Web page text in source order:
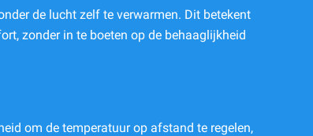
de lucht zelf te verwarmen. Dit betekent
zonder in te boeten op de behaaglijkheid
om de temperatuur op afstand te regelen,